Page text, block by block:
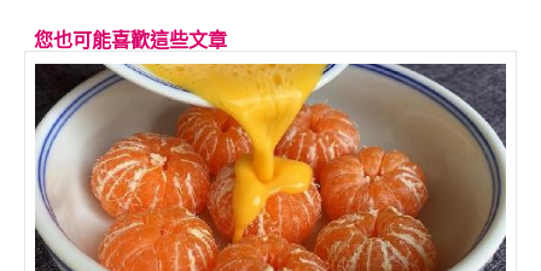
您也可能喜歡這些文章